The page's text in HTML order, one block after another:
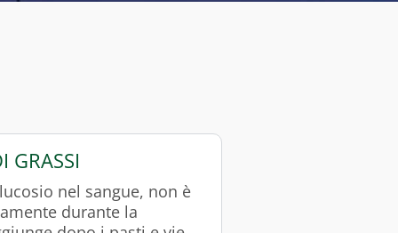
GRASSI
nel sangue, non è
durante la